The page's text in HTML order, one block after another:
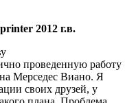
2012 г.в.
проведенную работу
Мерседес Виано. Я
своих друзей, у